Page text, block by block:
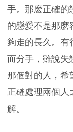
手。那麽正確的
的戀愛不是那麽
夠走的長久。有
而分手，雖說失
那個對的人，希
正確處理兩個人
解。